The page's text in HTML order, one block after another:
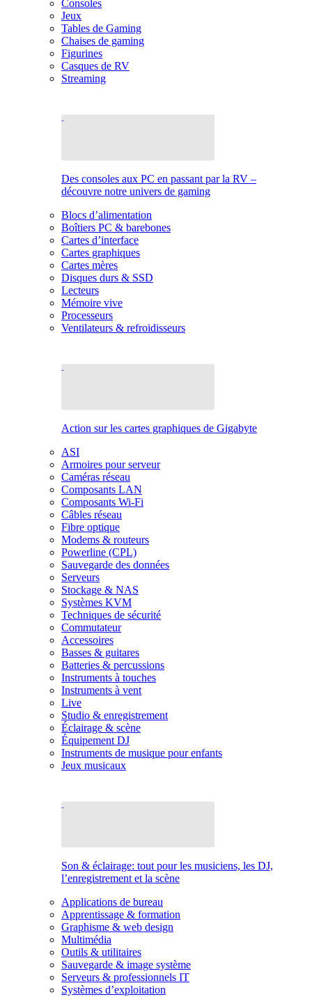
Consoles
Jeux
Tables de Gaming
Chaises de gaming
Figurines
Casques de RV
Streaming
Des consoles aux PC en passant par la RV –
découvre notre univers de gaming
Blocs d’alimentation
Boîtiers PC & barebones
Cartes d’interface
Cartes graphiques
Cartes mères
Disques durs & SSD
Lecteurs
Mémoire vive
Processeurs
Ventilateurs & refroidisseurs
Action sur les cartes graphiques de Gigabyte
ASI
Armoires pour serveur
Caméras réseau
Composants LAN
Composants Wi-Fi
Câbles réseau
Fibre optique
Modems & routeurs
Powerline (CPL)
Sauvegarde des données
Serveurs
Stockage & NAS
Systèmes KVM
Techniques de sécurité
Commutateur
Accessoires
Basses & guitares
Batteries & percussions
Instruments à touches
Instruments à vent
Live
Studio & enregistrement
Éclairage & scène
Équipement DJ
Instruments de musique pour enfants
Jeux musicaux
Son & éclairage: tout pour les musiciens, les DJ,
l’enregistrement et la scène
Applications de bureau
Apprentissage & formation
Graphisme & web design
Multimédia
Outils & utilitaires
Sauvegarde & image système
Serveurs & professionnels IT
Systèmes d’exploitation